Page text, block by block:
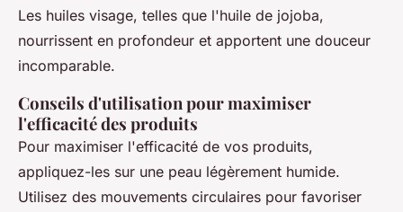
Les huiles visage, telles que l'huile de jojoba,
nourrissent en profondeur et apportent une douceur
incomparable.
Conseils d'utilisation pour maximiser
l'efficacité des produits
Pour maximiser l'efficacité de vos produits,
appliquez-les sur une peau légèrement humide.
Utilisez des mouvements circulaires pour favoriser